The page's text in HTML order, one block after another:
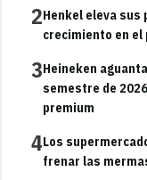
2Henkel eleva
crecimiento en
3Heineken
semestre de
premium
4Los
frenar las